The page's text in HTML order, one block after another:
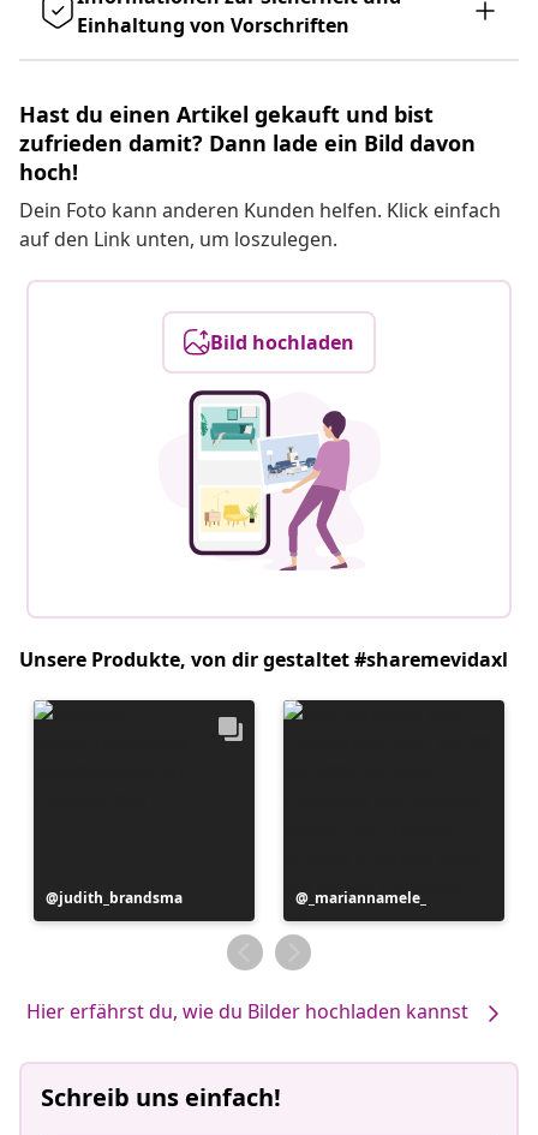
Einhaltung von Vorschriften
Hast du einen Artikel gekauft und bist
zufrieden damit? Dann lade ein Bild davon
hoch!
Dein Foto kann anderen Kunden helfen. Klick einfach
auf den Link unten, um loszulegen.
Bild hochladen
Unsere Produkte, von dir gestaltet #sharemevidaxl
Beitrag
veröffentlicht
judith_brandsma
Beitrag
veröffentlicht
von
_mariannamele_
Hier erfährst du, wie du Bilder hochladen kannst
Schreib uns einfach!